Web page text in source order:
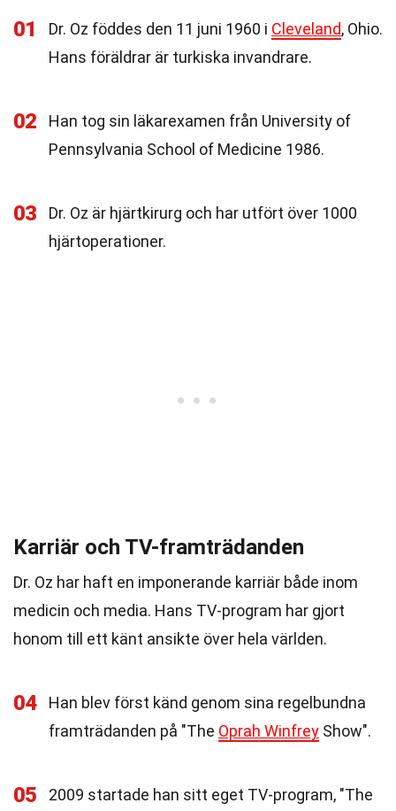
01 Dr. Oz föddes den 11 juni 1960 i Cleveland, Ohio.
Hans föräldrar är turkiska invandrare.
02
Han tog sin läkarexamen från University of
Pennsylvania School of Medicine 1986.
03
Dr. Oz är hjärtkirurg och har utfört över 1000
hjärtoperationer.
Karriär och TV-framträdanden
Dr. Oz har haft en imponerande karriär både inom
medicin och media. Hans TV-program har gjort
honom till ett känt ansikte över hela världen.
04
Han blev först känd genom sina regelbundna
framträdanden på "The Oprah Winfrey Show".
05
2009 startade han sitt eget TV-program, "The